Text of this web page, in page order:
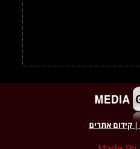
| קידום אתרים